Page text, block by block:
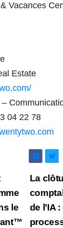
Vacances
Estate
04 22 78
La
de l’IA
le